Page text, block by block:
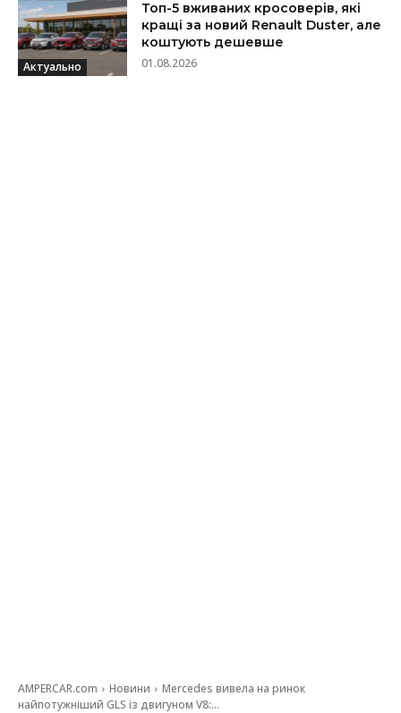
Актуально
Топ-5 вживаних кросоверів, які
кращі за новий Renault Duster, але
коштують дешевше
01.08.2026